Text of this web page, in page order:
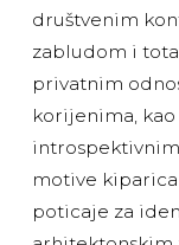
društvenim
zabludom i
privatnim
korijenima,
motive
poticaje za